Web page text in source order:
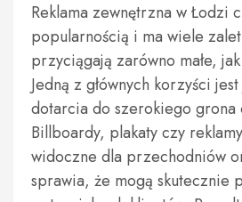
Reklama zewnętrzna w Łodzi
popularnością i ma wiele
przyciągają zarówno małe,
Jedną z głównych korzyści
dotarcia do szerokiego grona
Billboardy, plakaty czy
widoczne dla przechodniów
sprawia, że mogą skutecznie